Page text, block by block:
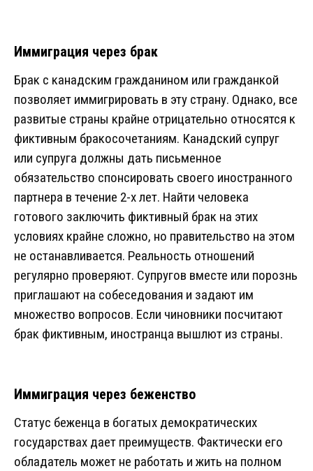
Иммиграция через брак
Брак с канадским гражданином или гражданкой
позволяет иммигрировать в эту страну. Однако, все
развитые страны крайне отрицательно относятся к
фиктивным бракосочетаниям. Канадский супруг
или супруга должны дать письменное
обязательство спонсировать своего иностранного
партнера в течение 2-х лет. Найти человека
готового заключить фиктивный брак на этих
условиях крайне сложно, но правительство на этом
не останавливается. Реальность отношений
регулярно проверяют. Супругов вместе или порознь
приглашают на собеседования и задают им
множество вопросов. Если чиновники посчитают
брак фиктивным, иностранца вышлют из страны.
Иммиграция через беженство
Статус беженца в богатых демократических
государствах дает преимуществ. Фактически его
обладатель может не работать и жить на полном